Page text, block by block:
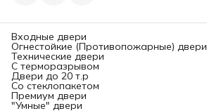
определяется ее
«начинкой». Вот основные
элементы, требующие
вашего внимания.
1. Каркас и толщина
металла:
Каркас:Должен быть
выполнен из
цельносварного стального
Входные двери
Огнестойкие (Противопожарные) двери
Технические двери
С терморазрывом
Двери до 20 т.р
Со стеклопакетом
Премиум двери
"Умные" двери